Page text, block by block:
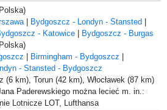
| Bydgoszcz - Londyn - Stansted |
- Katowice | Bydgoszcz - Burgas
| Birmingham - Bydgoszcz |
- Stansted - Bydgoszcz
km), Torun (42 km), Włocławek (87 km)
Paderewskiego można lecieć m. in.:
Lotnicze LOT, Lufthansa